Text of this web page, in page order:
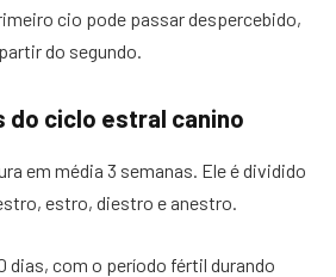
cio pode passar despercebido,
do segundo.
do ciclo estral canino
em média 3 semanas. Ele é dividido
estro, diestro e anestro.
dias, com o período fértil durando